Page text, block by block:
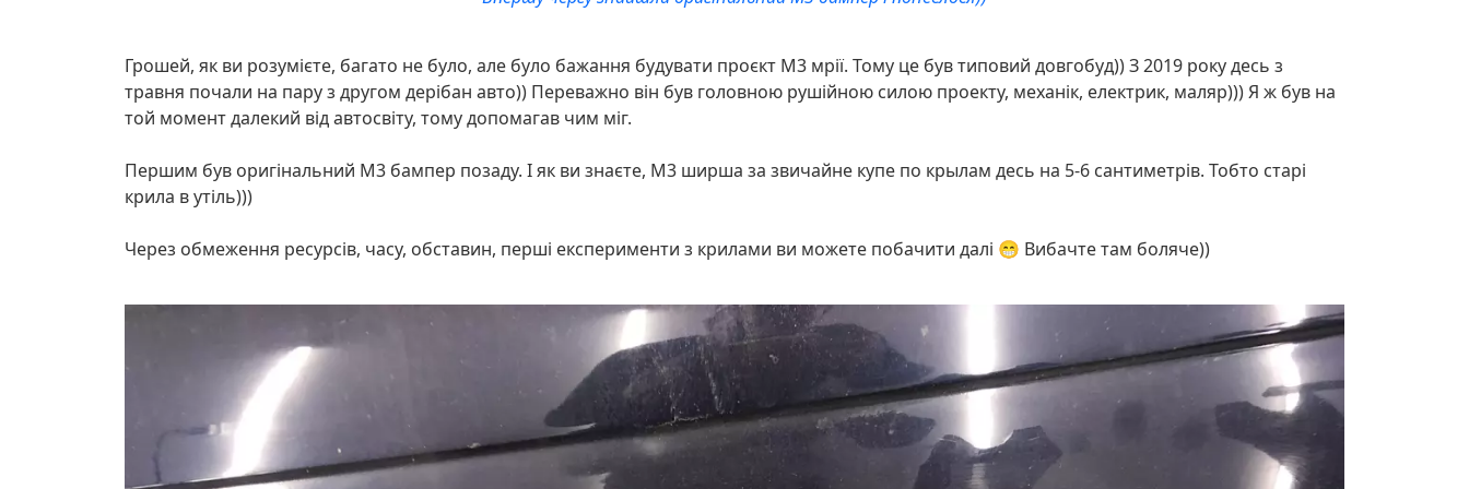
Грошей, як ви розумієте, багато не було, але було бажання будувати проєкт M3 мрії. Тому це був типовий довгобуд)) З 2019 року десь з
травня почали на пару з другом дерібан авто)) Переважно він був головною рушійною силою проекту, механік, електрик, маляр))) Я ж був на
той момент далекий від автосвіту, тому допомагав чим міг.
Першим був оригінальний M3 бампер позаду. І як ви знаєте, М3 ширша за звичайне купе по крылам десь на 5-6 сантиметрів. Тобто старі
крила в утіль)))
Через обмеження ресурсів, часу, обставин, перші експерименти з крилами ви можете побачити далі 😁 Вибачте там боляче))